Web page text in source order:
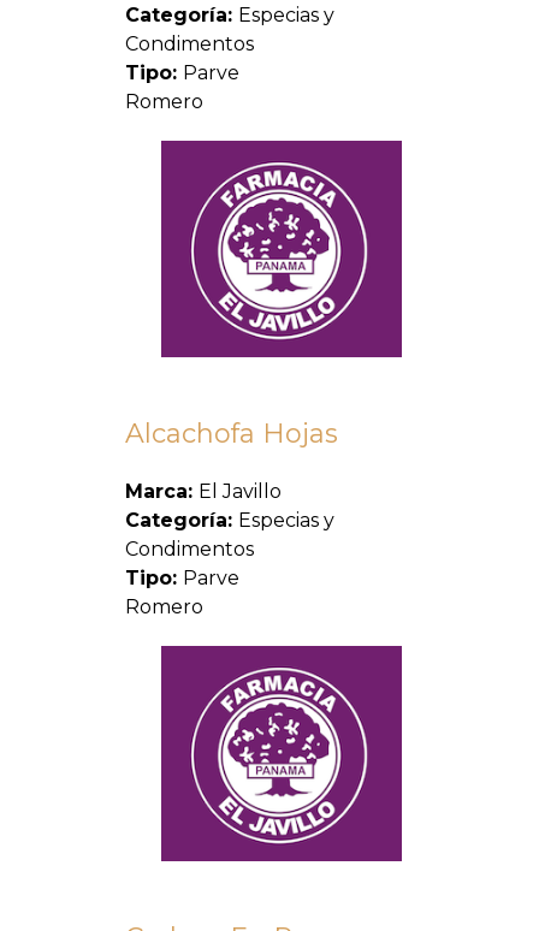
Categoría: Especias y
Condimentos
Tipo: Parve
Romero
Alcachofa Hojas
Marca: El Javillo
Categoría: Especias y
Condimentos
Tipo: Parve
Romero